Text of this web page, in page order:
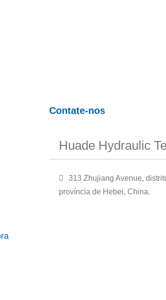
Contate-nos
Huade Hydraulic
313 Zhujiang Avenue,
província de Hebei, China.